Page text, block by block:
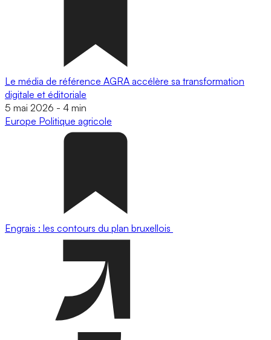
Le média de référence AGRA accélère sa transformation
digitale et éditoriale
5 mai 2026 - 4 min
Europe Politique agricole
Engrais : les contours du plan bruxellois